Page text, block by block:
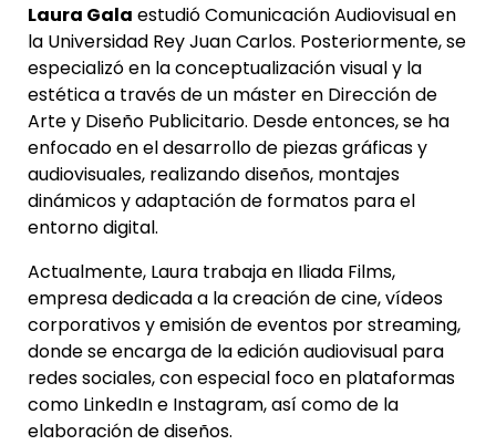
Laura Gala estudió Comunicación Audiovisual en
la Universidad Rey Juan Carlos. Posteriormente, se
especializó en la conceptualización visual y la
estética a través de un máster en Dirección de
Arte y Diseño Publicitario. Desde entonces, se ha
enfocado en el desarrollo de piezas gráficas y
audiovisuales, realizando diseños, montajes
dinámicos y adaptación de formatos para el
entorno digital.
Actualmente, Laura trabaja en Iliada Films,
empresa dedicada a la creación de cine, vídeos
corporativos y emisión de eventos por streaming,
donde se encarga de la edición audiovisual para
redes sociales, con especial foco en plataformas
como LinkedIn e Instagram, así como de la
elaboración de diseños.